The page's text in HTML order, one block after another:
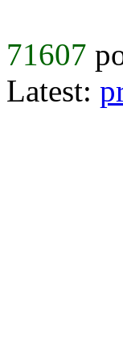
71607
Latest: